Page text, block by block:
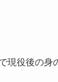
現役後の身